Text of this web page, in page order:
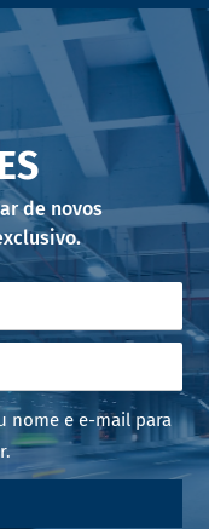
de novos
nome e e-mail para